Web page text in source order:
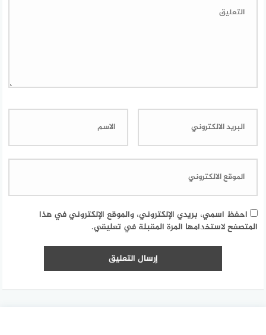
احفظ اسمي، بريدي الإلكتروني، والموقع الإلكتروني في هذا
المتصفح لاستخدامها المرة المقبلة في تعليقي.